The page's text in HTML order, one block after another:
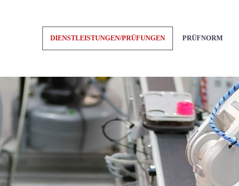
DIENSTLEISTUNGEN/PRÜFUNGEN PRÜFNORM